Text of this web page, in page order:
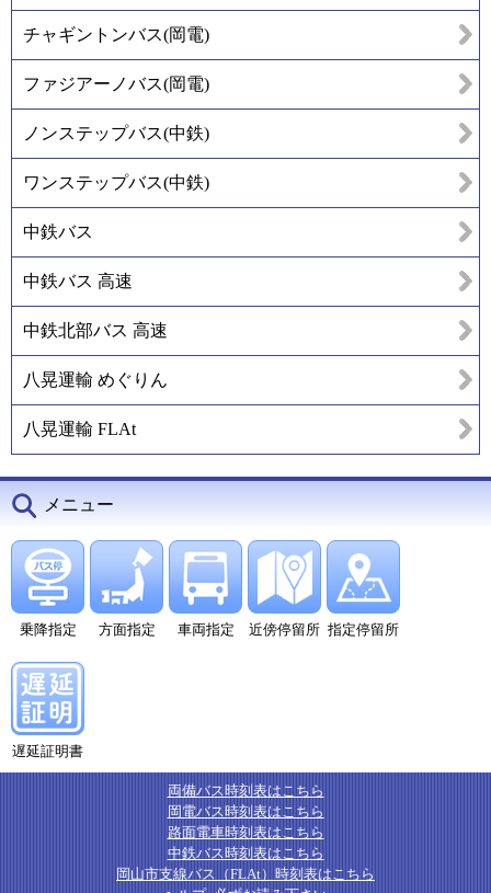
チャギントンバス(岡電)
ファジアーノバス(岡電)
ノンステップバス(中鉄)
ワンステップバス(中鉄)
中鉄バス
中鉄バス 高速
中鉄北部バス 高速
八晃運輸 めぐりん
八晃運輸 FLAt
メニュー
乗降指定 方面指定 車両指定 近傍停留所 指定停留所
遅延証明書
両備バス時刻表はこちら
岡電バス時刻表はこちら
路面電車時刻表はこちら
中鉄バス時刻表はこちら
岡山市支線バス（FLAt）時刻表はこちら